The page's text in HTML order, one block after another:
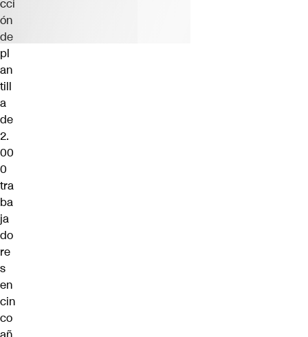
cci
ón
de
pl
an
till
a
de
2.
00
0
tra
ba
ja
do
re
s
en
cin
co